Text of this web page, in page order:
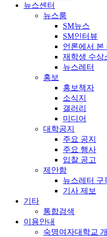
뉴스센터
뉴스룸
SM뉴스
SM인터뷰
언론에서 본
재학생 수상
뉴스레터
홍보
홍보책자
소식지
갤러리
미디어
대학공지
주요 공지
주요 행사
입찰 공고
제안함
뉴스레터 구
기사 제보
기타
통합검색
이용안내
숙명여자대학교